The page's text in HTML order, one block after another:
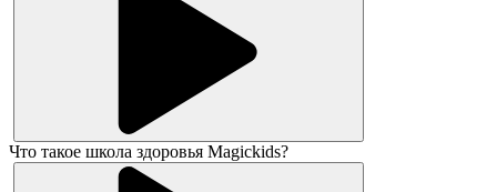
Что такое школа здоровья Magickids?